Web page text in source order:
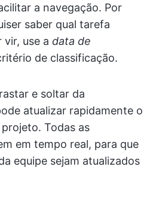
a navegação. Por
saber qual tarefa
use a data de
de classificação.
e soltar da
atualizar rapidamente o
Todas as
em tempo real, para que
equipe sejam atualizados